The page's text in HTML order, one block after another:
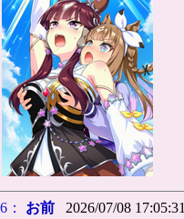
6： お前 2026/07/08 17:05:31